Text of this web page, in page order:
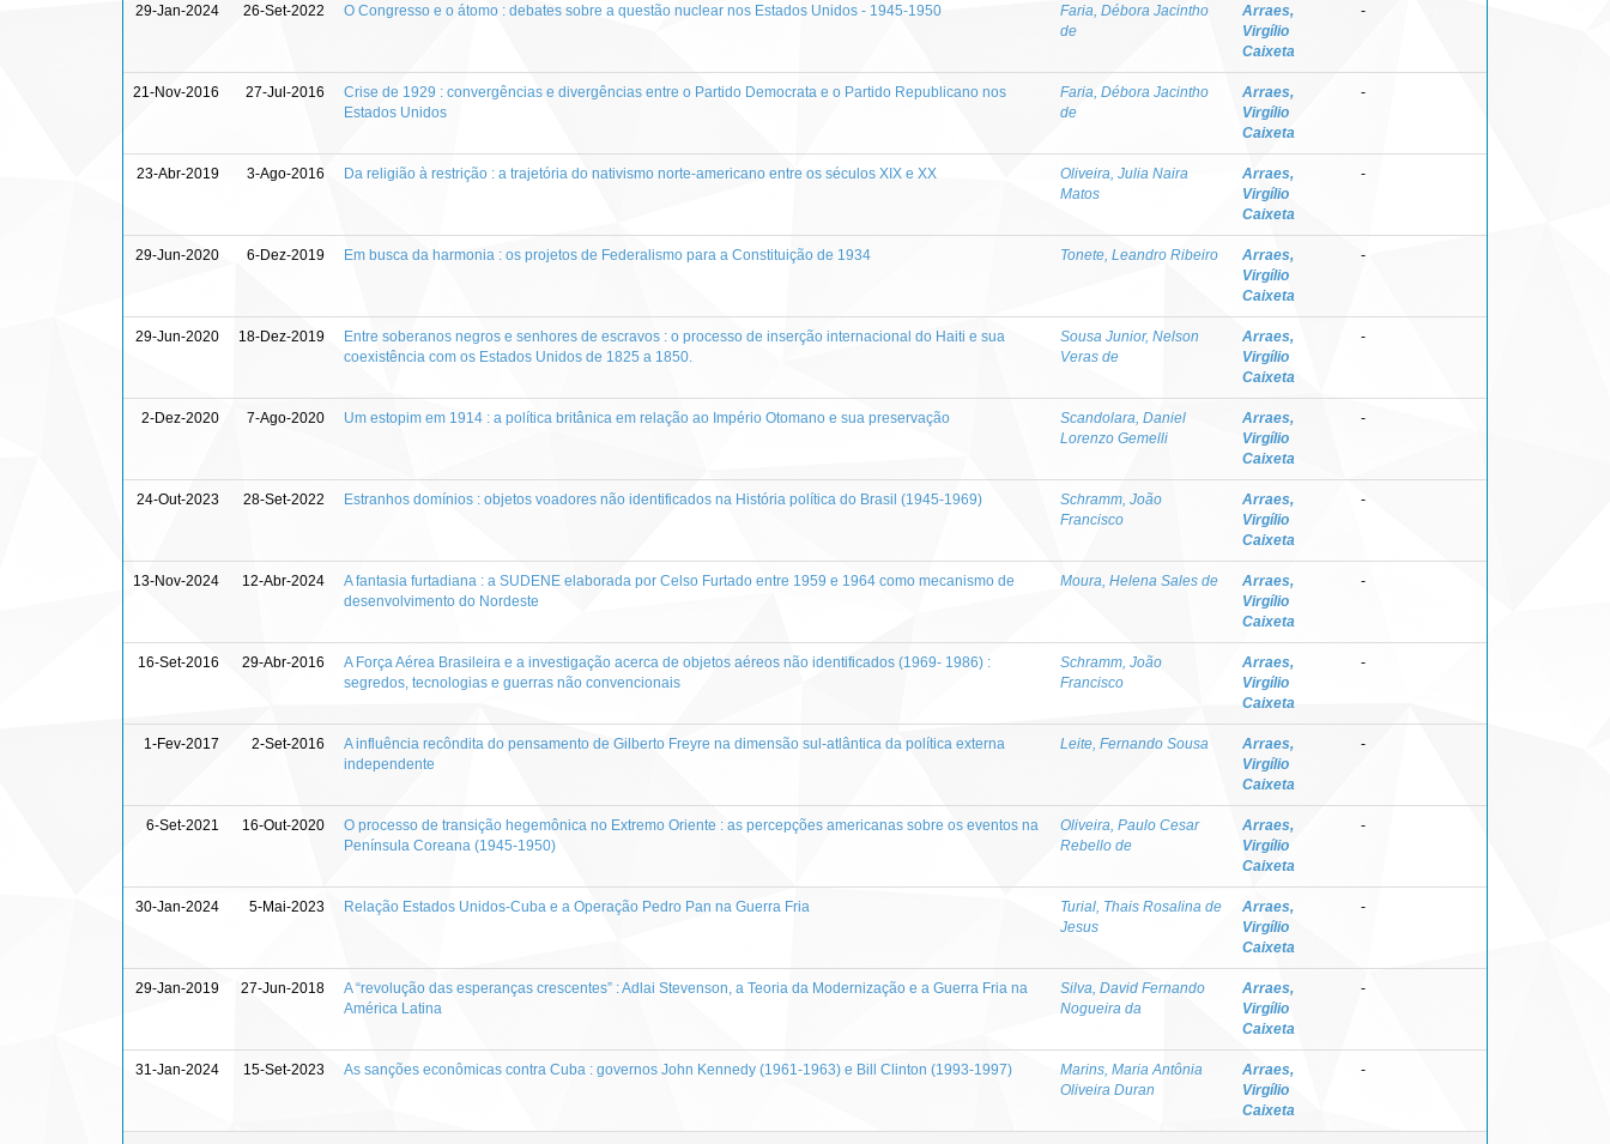
29-Jan-2024 26-Set-2022 O Congresso e o átomo : debates sobre a questão nuclear nos Estados Unidos - 1945-1950
Faria, Débora Jacintho
de
Arraes,
Virgílio
Caixeta
-
21-Nov-2016 27-Jul-2016
Crise de 1929 : convergências e divergências entre o Partido Democrata e o Partido Republicano nos
Estados Unidos
Faria, Débora Jacintho
de
Arraes,
Virgílio
Caixeta
-
23-Abr-2019 3-Ago-2016 Da religião à restrição : a trajetória do nativismo norte-americano entre os séculos XIX e XX
Oliveira, Julia Naira
Matos
Arraes,
Virgílio
Caixeta
-
29-Jun-2020 6-Dez-2019 Em busca da harmonia : os projetos de Federalismo para a Constituição de 1934 Tonete, Leandro Ribeiro
Arraes,
Virgílio
Caixeta
-
29-Jun-2020 18-Dez-2019
Entre soberanos negros e senhores de escravos : o processo de inserção internacional do Haiti e sua
coexistência com os Estados Unidos de 1825 a 1850.
Sousa Junior, Nelson
Veras de
Arraes,
Virgílio
Caixeta
-
2-Dez-2020 7-Ago-2020 Um estopim em 1914 : a política britânica em relação ao Império Otomano e sua preservação
Scandolara, Daniel
Lorenzo Gemelli
Arraes,
Virgílio
Caixeta
-
24-Out-2023 28-Set-2022 Estranhos domínios : objetos voadores não identificados na História política do Brasil (1945-1969)
Schramm, João
Francisco
Arraes,
Virgílio
Caixeta
-
13-Nov-2024 12-Abr-2024
A fantasia furtadiana : a SUDENE elaborada por Celso Furtado entre 1959 e 1964 como mecanismo de
desenvolvimento do Nordeste
Moura, Helena Sales de
Arraes,
Virgílio
Caixeta
-
16-Set-2016 29-Abr-2016
A Força Aérea Brasileira e a investigação acerca de objetos aéreos não identificados (1969- 1986) :
segredos, tecnologias e guerras não convencionais
Schramm, João
Francisco
Arraes,
Virgílio
Caixeta
-
1-Fev-2017 2-Set-2016
A influência recôndita do pensamento de Gilberto Freyre na dimensão sul-atlântica da política externa
independente
Leite, Fernando Sousa
Arraes,
Virgílio
Caixeta
-
6-Set-2021 16-Out-2020
O processo de transição hegemônica no Extremo Oriente : as percepções americanas sobre os eventos na
Península Coreana (1945-1950)
Oliveira, Paulo Cesar
Rebello de
Arraes,
Virgílio
Caixeta
-
30-Jan-2024 5-Mai-2023 Relação Estados Unidos-Cuba e a Operação Pedro Pan na Guerra Fria
Turial, Thais Rosalina de
Jesus
Arraes,
Virgílio
Caixeta
-
29-Jan-2019 27-Jun-2018
A “revolução das esperanças crescentes” : Adlai Stevenson, a Teoria da Modernização e a Guerra Fria na
América Latina
Silva, David Fernando
Nogueira da
Arraes,
Virgílio
Caixeta
-
31-Jan-2024 15-Set-2023 As sanções econômicas contra Cuba : governos John Kennedy (1961-1963) e Bill Clinton (1993-1997)
Marins, Maria Antônia
Oliveira Duran
Arraes,
Virgílio
Caixeta
-